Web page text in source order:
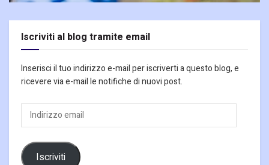
Iscriviti al blog tramite email
Inserisci il tuo indirizzo e-mail per iscriverti a questo blog, e
ricevere via e-mail le notifiche di nuovi post.
Indirizzo
email
Iscriviti